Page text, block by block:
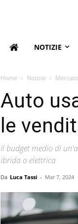
NOTIZIE
Home Notizie Mercato
Auto
le
Il budget medio di
ibrida o elettrica
Da Luca Tassi - Mar 7, 2024